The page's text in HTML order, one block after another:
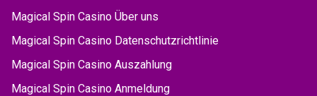
Magical Spin Casino Über uns
Magical Spin Casino Datenschutzrichtlinie
Magical Spin Casino Auszahlung
Magical Spin Casino Anmeldung